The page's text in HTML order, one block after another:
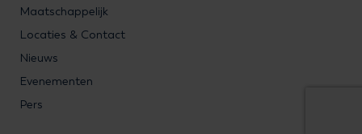
Maatschappelijk
Locaties & Contact
Nieuws
Evenementen
Pers